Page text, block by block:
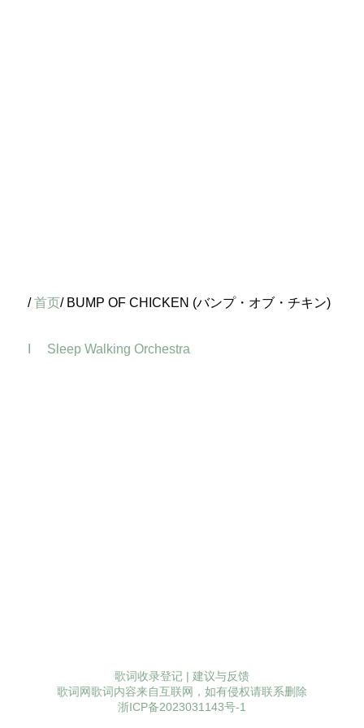
/首页/ BUMP OF CHICKEN (バンプ・オブ・チキン)
Sleep Walking Orchestra
歌词收录登记 | 建议与反馈
歌词网歌词内容来自互联网，如有侵权请联系删除
浙ICP备2023031143号-1